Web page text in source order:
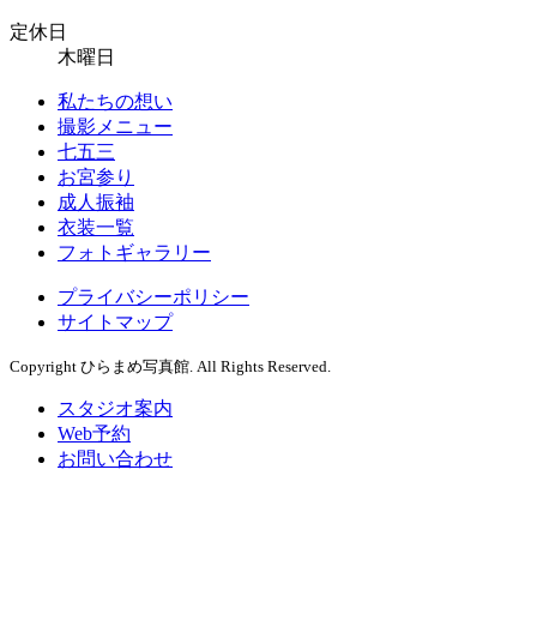
定休日
木曜日
私たちの想い
撮影メニュー
七五三
お宮参り
成人振袖
衣装一覧
フォトギャラリー
プライバシーポリシー
サイトマップ
Copyright ひらまめ写真館. All Rights Reserved.
スタジオ案内
Web予約
お問い合わせ